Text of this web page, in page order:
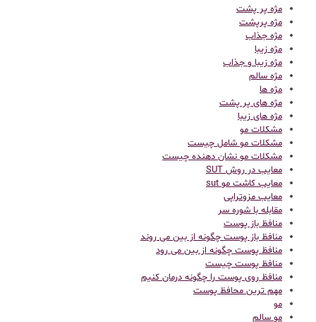
مژه پر پشت
مژه پرپشت
مژه جذاب
مژه زیبا
مژه زیبا و جذاب
مژه سالم
مژه ها
مژه های پر پشت
مژه های زیبا
مشکلات مو
مشکلات مو شامل چیست
مشکلات مو نشان دهنده چیست
معایب در روش SUT
معایب کاشت مو sut
معایب مزوتراپی
مقابله با شوره سر
منافظ باز پوست
منافظ باز پوست چگونه از بین می روند
منافظ پوست چگونه از بین می رود
منافظ پوست چیست
منافظ روی پوست را چگونه درمان کنیم
مهم ترین محافظ پوست
مو
مو سالم